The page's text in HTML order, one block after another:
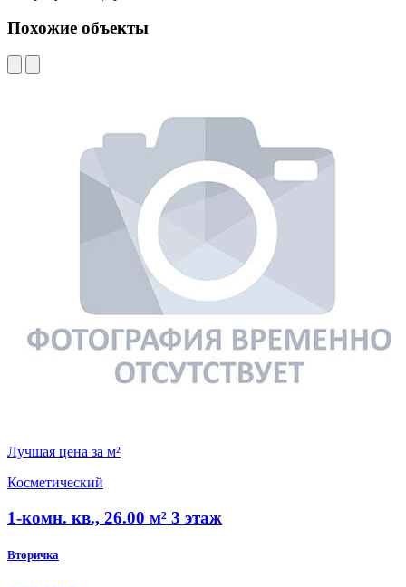
Похожие объекты
Лучшая цена за м²
Косметический
1-комн. кв., 26.00 м² 3 этаж
Вторичка